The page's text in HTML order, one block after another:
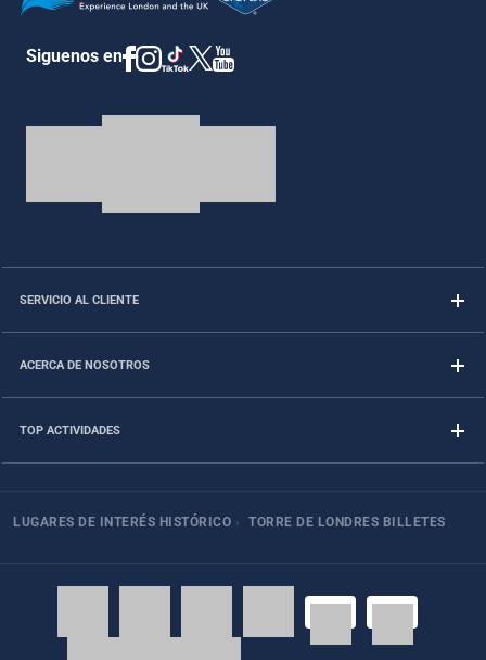
Siguenos en
SERVICIO AL CLIENTE
ACERCA DE NOSOTROS
TOP ACTIVIDADES
LUGARES DE INTERÉS HISTÓRICO › TORRE DE LONDRES BILLETES